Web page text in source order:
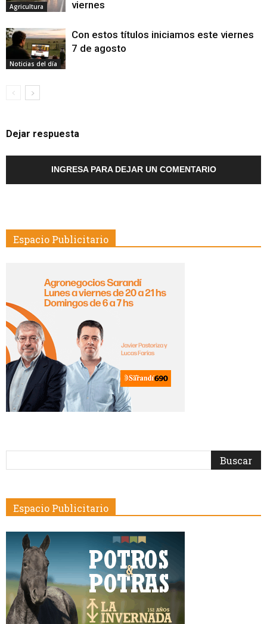
Agricultura
viernes
Noticias del día
Con estos títulos iniciamos este viernes
7 de agosto
Dejar respuesta
INGRESA PARA DEJAR UN COMENTARIO
Espacio Publicitario
Espacio Publicitario